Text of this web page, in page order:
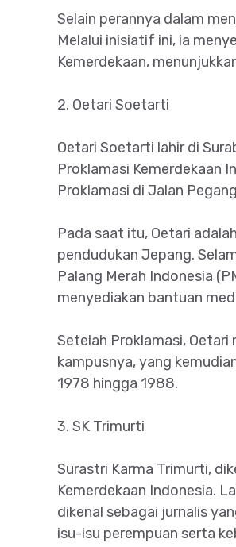
Selain perannya dalam
Melalui inisiatif ini, ia
Kemerdekaan,
2. Oetari Soetarti
Oetari Soetarti lahir di
Proklamasi Kemerdekaan
Proklamasi di Jalan
Pada saat itu, Oetari
pendudukan Jepang.
Palang Merah Indonesia
menyediakan bantuan
Setelah Proklamasi, Oetari
kampusnya, yang
1978 hingga 1988.
3. SK Trimurti
Surastri Karma Trimurti,
Kemerdekaan Indonesia.
dikenal sebagai jurnalis
isu-isu perempuan serta